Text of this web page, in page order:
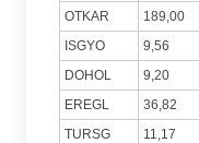
OTKAR 189,00
ISGYO
9,56
DOHOL
9,20
EREGL
36,82
TURSG
11,17